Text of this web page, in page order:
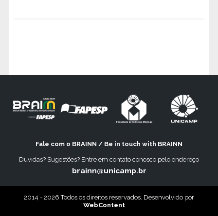
Fale com o BRAINN / Be in touch with BRAINN
Dúvidas? Sugestões? Entre em contato conosco pelo endereço
brainn@unicamp.br
2014 - 2026 Todos os direitos reservados. Desenvolvido por
WebContent